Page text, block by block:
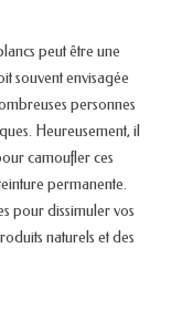
peut être une
souvent envisagée
personnes
Heureusement, il
camoufler ces
permanente.
pour dissimuler vos
naturels et des